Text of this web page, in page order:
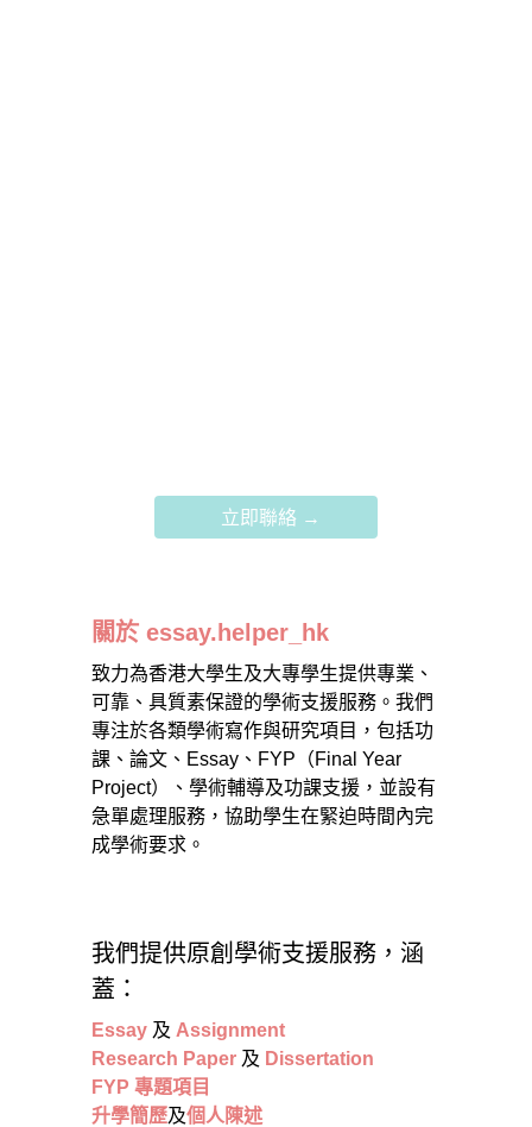
立即聯絡 →
關於 essay.helper_hk
致力為香港大學生及大專學生提供專業、
可靠、具質素保證的學術支援服務。我們
專注於各類學術寫作與研究項目，包括功
課、論文、Essay、FYP（Final Year
Project）、學術輔導及功課支援，並設有
急單處理服務，協助學生在緊迫時間內完
成學術要求。
我們提供原創學術支援服務，涵
蓋：
Essay及 Assignment
Research Paper及 Dissertation
FYP 專題項目
升學簡歷及個人陳述